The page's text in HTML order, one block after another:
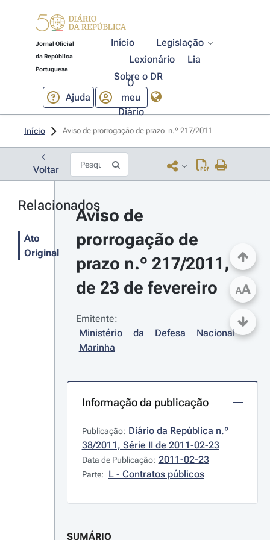
Jornal Oficial
da República
Portuguesa
Início
Legislação
Lexionário
Lia
Sobre o DR
Ajuda
O
meu
Diário
Início Aviso de prorrogação de prazo  n.º 217/2011
Voltar
Relacionados
Ato
Original
Aviso de
prorrogação de
prazo n.º 217/2011,
de 23 de fevereiro
Emitente:
Ministério da Defesa Nacional
Marinha
Informação da publicação
Publicação: Diário da República n.º
38/2011, Série II de 2011-02-23
Data de Publicação: 2011-02-23
Parte: L - Contratos públicos
SUMÁRIO
AA